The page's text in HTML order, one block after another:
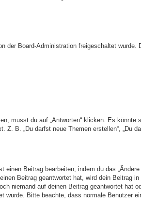
der Board-Administration freigeschaltet
musst du auf „Antworten“ klicken. Es
B. „Du darfst neue Themen erstellen“, „Du
Beitrag bearbeiten, indem du das
Beitrag geantwortet hat, wird dein Beitrag
niemand auf deinen Beitrag geantwortet hat
Bitte beachte, dass normale Benutzer